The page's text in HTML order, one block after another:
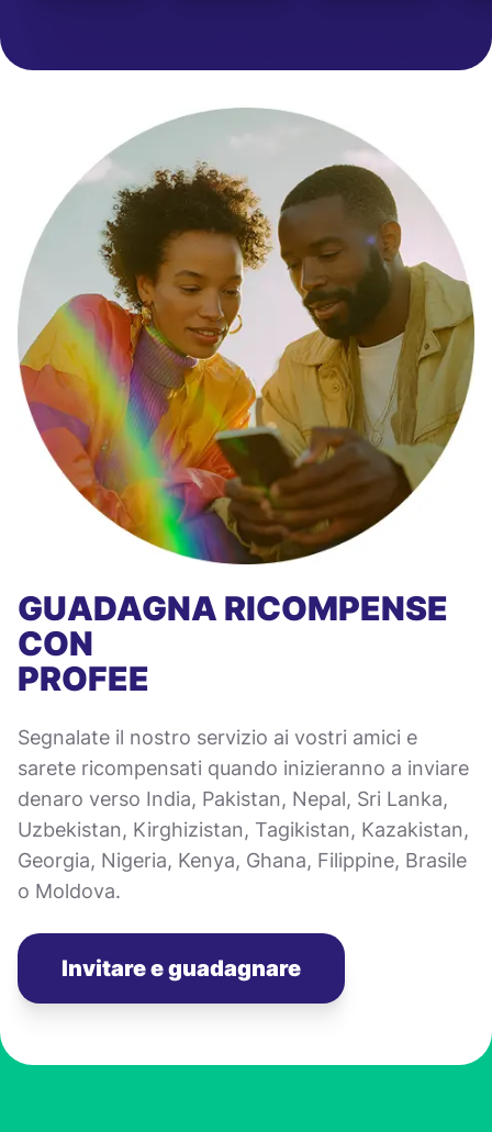
GUADAGNA RICOMPENSE
CON
PROFEE
Segnalate il nostro servizio ai vostri amici e
sarete ricompensati quando inizieranno a inviare
denaro verso India, Pakistan, Nepal, Sri Lanka,
Uzbekistan, Kirghizistan, Tagikistan, Kazakistan,
Georgia, Nigeria, Kenya, Ghana, Filippine, Brasile
o Moldova.
Invitare e guadagnare